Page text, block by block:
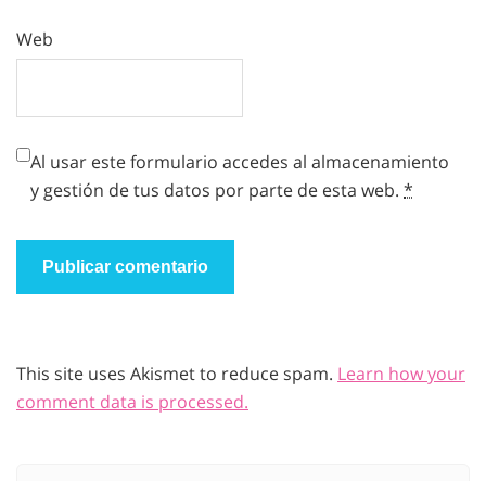
Web
Al usar este formulario accedes al almacenamiento
y gestión de tus datos por parte de esta web. *
This site uses Akismet to reduce spam. Learn how your
comment data is processed.